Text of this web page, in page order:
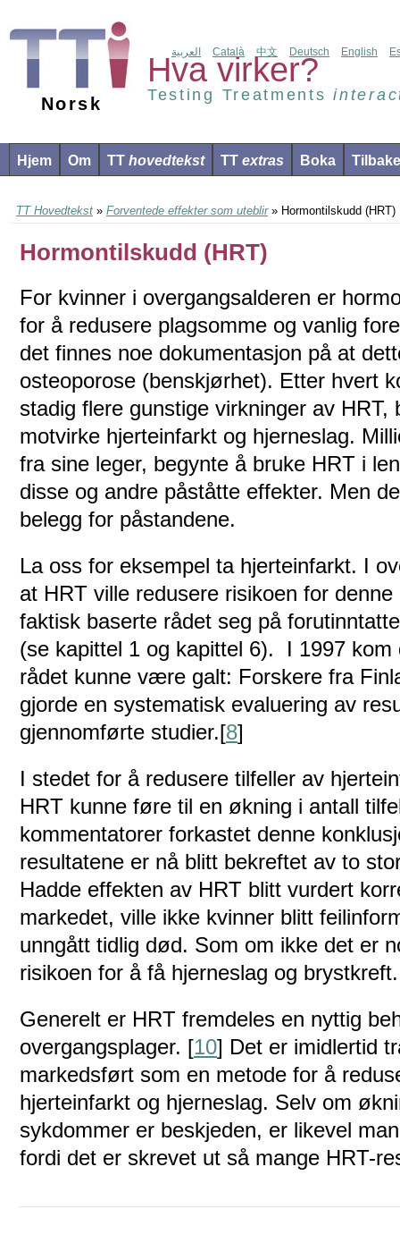
Norsk
Hva virker?
Testing Treatments
العربية Català 中文 Deutsch English
Hjem Om TT hovedtekst TT extras Boka
TT Hovedtekst » Forventede effekter som uteblir» Hormontilskudd (HRT)
Hormontilskudd (HRT)
For kvinner i overgangsalderen er
for å redusere plagsomme og vanlig
det finnes noe dokumentasjon på at
osteoporose (benskjørhet). Etter hvert
stadig flere gunstige virkninger av HRT,
motvirke hjerteinfarkt og hjerneslag.
fra sine leger, begynte å bruke HRT i
disse og andre påståtte effekter. Men
belegg for påstandene.
La oss for eksempel ta hjerteinfarkt. I
at HRT ville redusere risikoen for
faktisk baserte rådet seg på
(se kapittel 1 og kapittel 6). I 1997 kom
rådet kunne være galt: Forskere fra
gjorde en systematisk evaluering av
gjennomførte studier.[8]
I stedet for å redusere tilfeller av
HRT kunne føre til en økning i antall
kommentatorer forkastet denne
resultatene er nå blitt bekreftet av to
Hadde effekten av HRT blitt vurdert
markedet, ville ikke kvinner blitt
unngått tidlig død. Som om ikke det er
risikoen for å få hjerneslag og
Generelt er HRT fremdeles en nyttig
overgangsplager. [10] Det er imidlertid
markedsført som en metode for å
hjerteinfarkt og hjerneslag. Selv om
sykdommer er beskjeden, er likevel
fordi det er skrevet ut så mange HRT-